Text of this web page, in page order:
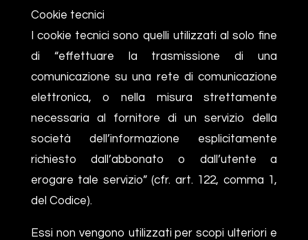
Cookie tecnici
I cookie tecnici sono quelli utilizzati al solo fine
di “effettuare la trasmissione di una
comunicazione su una rete di comunicazione
elettronica, o nella misura strettamente
necessaria al fornitore di un servizio della
società dell’informazione esplicitamente
richiesto dall’abbonato o dall’utente a
erogare tale servizio” (cfr. art. 122, comma 1,
del Codice).
Essi non vengono utilizzati per scopi ulteriori e